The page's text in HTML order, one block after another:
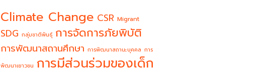
Climate Change CSR Migrant
SDG กลุ่มชาติพันธุ์ การจัดการภัยพิบัติ
การพัฒนาสถานศึกษา การพัฒนาสถานะบุคคล การ
พัฒนาเยาวชน การมีส่วนร่วมของเด็ก